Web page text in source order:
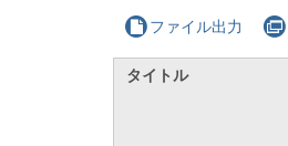
ファイル出力
タイトル